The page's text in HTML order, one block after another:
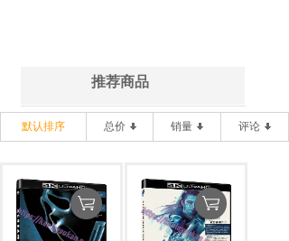
推荐商品
默认排序 总价 销量 评论